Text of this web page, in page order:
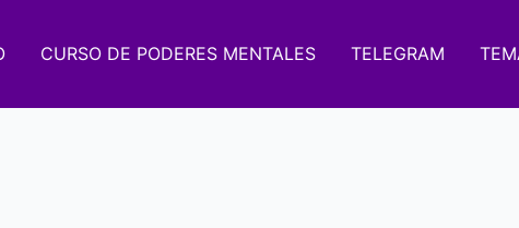
CURSO DE PODERES MENTALES TELEGRAM